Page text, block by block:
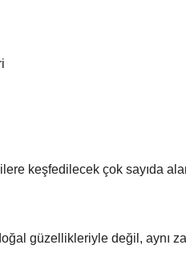
keşfedilecek çok sayıda
güzellikleriyle değil, aynı